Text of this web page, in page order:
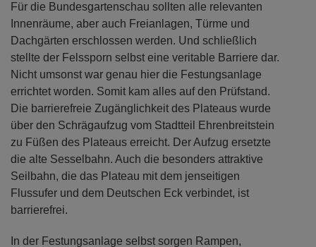
Für die Bundesgartenschau sollten alle relevanten
Innenräume, aber auch Freianlagen, Türme und
Dachgärten erschlossen werden. Und schließlich
stellte der Felssporn selbst eine veritable Barriere dar.
Nicht umsonst war genau hier die Festungsanlage
errichtet worden. Somit kam alles auf den Prüfstand.
Die barrierefreie Zugänglichkeit des Plateaus wurde
über den Schrägaufzug vom Stadtteil Ehrenbreitstein
zu Füßen des Plateaus erreicht. Der Aufzug ersetzte
die alte Sesselbahn. Auch die besonders attraktive
Seilbahn, die das Plateau mit dem jenseitigen
Flussufer und dem Deutschen Eck verbindet, ist
barrierefrei.
In der Festungsanlage selbst sorgen Rampen,